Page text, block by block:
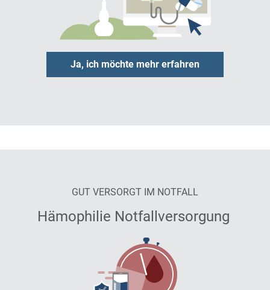
Ja, ich möchte mehr erfahren
GUT VERSORGT IM NOTFALL
Hämophilie Notfallversorgung